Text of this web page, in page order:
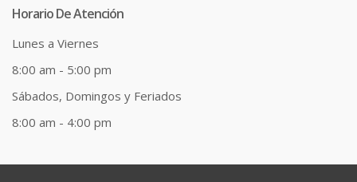
Horario De Atención
Lunes a Viernes
8:00 am - 5:00 pm
Sábados, Domingos y Feriados
8:00 am - 4:00 pm